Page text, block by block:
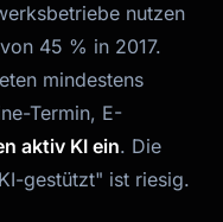
nutzen
45 % in 2017.
mindestens
Termin, E-
aktiv KI ein. Die
gestützt" ist riesig.